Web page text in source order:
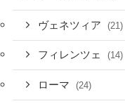
ヴェネツィア (21)
フィレンツェ (14)
ローマ (24)